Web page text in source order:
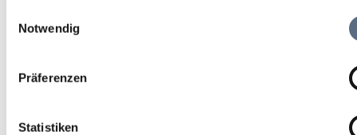
Notwendig
Präferenzen
Statistiken
Brauneck Café Lenggries
Gemütliches Cafe direkt im Bahnhofsgebäude